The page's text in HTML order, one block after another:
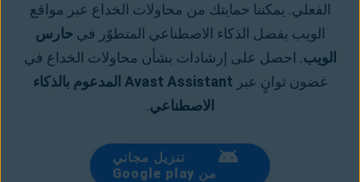
الفعلي. يمكننا حمايتك من محاولات الخداع عبر مواقع
الويب بفضل الذكاء الاصطناعي المتطوّر فيحارس
الويب. احصل على إرشادات بشأن محاولات الخداع في
غضون ثوانٍ عبر
Avast Assistant المدعوم بالذكاء
الاصطناعي.
تنزيل مجاني
من Google play